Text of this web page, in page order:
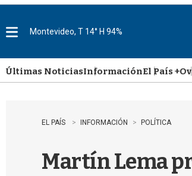
u
Montevideo, T 14° H 94%
Últimas NoticiasInformaciónEl País +
EL PAÍS INFORMACIÓN POLÍTICA
Martín Lema